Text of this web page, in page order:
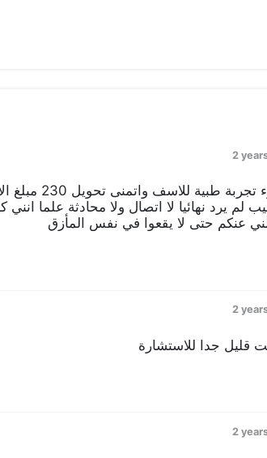
2
اسوء
عنكم حتى لا يقعوا في نفس المأزق
2
قليل جدا للاستشارة
2